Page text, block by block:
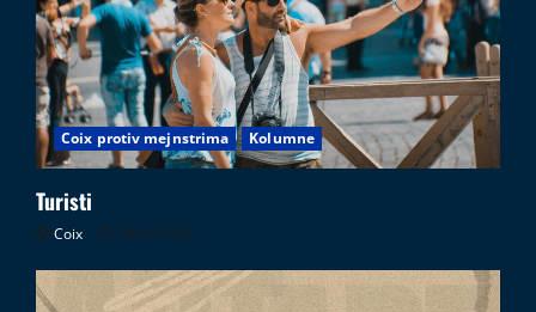
05.08.2026
Coix protiv mejnstrima Kolumne
Turisti
Coix 08.08.2026